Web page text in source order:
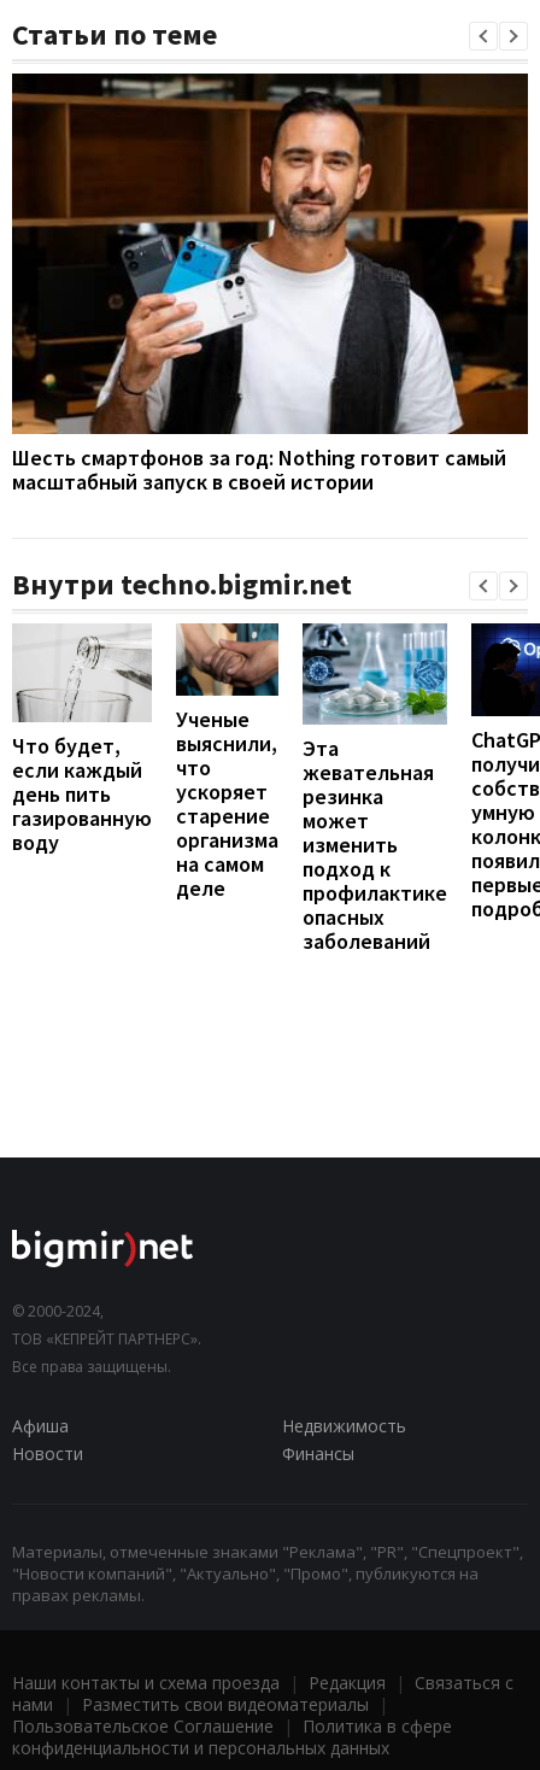
Статьи по теме
Шесть смартфонов за год: Nothing готовит самый
масштабный запуск в своей истории
Внутри techno.bigmir.net
Что будет,
если каждый
день пить
газированную
воду
Ученые
выяснили,
что
ускоряет
старение
организма
на самом
деле
Эта
жевательная
резинка
может
изменить
подход к
профилактике
опасных
заболеваний
умную
© 2000-2024,
ТОВ «КЕПРЕЙТ ПАРТНЕРС».
Все права защищены.
Афиша
Недвижимость
Новости
Финансы
Материалы, отмеченные знаками "Реклама", "PR", "Спецпроект",
"Новости компаний", "Актуально", "Промо", публикуются на
правах рекламы.
Наши контакты и схема проезда | Редакция | Связаться с
нами | Разместить свои видеоматериалы |
Пользовательское Соглашение |
Политика в сфере
конфиденциальности и персональных данных